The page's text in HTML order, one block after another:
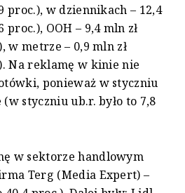
proc.), w dziennikach – 12,4
proc.), OOH – 9,4 mln zł
w metrze – 0,9 mln zł
Na reklamę w kinie nie
ponieważ w styczniu
styczniu ub.r. było to 7,8
w sektorze handlowym
Terg (Media Expert) –